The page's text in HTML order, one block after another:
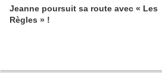
Jeanne poursuit sa route avec « Les
Règles » !